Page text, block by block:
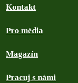
Kontakt
Pro média
Magazín
Pracuj s námi